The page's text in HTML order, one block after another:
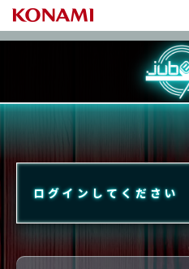
ログインしてください